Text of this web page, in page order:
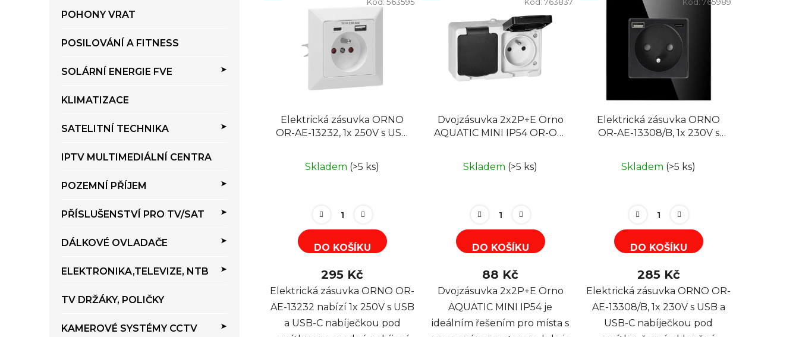
POHONY VRAT
POSILOVÁNÍ A FITNESS
SOLÁRNÍ ENERGIE FVE
KLIMATIZACE
SATELITNÍ TECHNIKA
IPTV MULTIMEDIÁLNÍ CENTRA
POZEMNÍ PŘÍJEM
PŘÍSLUŠENSTVÍ PRO TV/SAT
DÁLKOVÉ OVLADAČE
ELEKTRONIKA,TELEVIZE, NTB
TV DRŽÁKY, POLIČKY
KAMEROVÉ SYSTÉMY CCTV
n
ý
Elektrická zásuvka ORNO
OR-AE-13232, 1x 250V s USB
Skladem (>5 ks)
DO KOŠÍKU
295 Kč
Elektrická zásuvka ORNO OR-
AE-13232 nabízí 1x 250V s USB
a USB-C nabíječkou pod
Dvojzásuvka 2x2P+E Orno
AQUATIC MINI IP54 OR-OE-
Skladem (>5 ks)
DO KOŠÍKU
88 Kč
Dvojzásuvka 2x2P+E Orno
AQUATIC MINI IP54 je
ideálním řešením pro místa s
Elektrická zásuvka ORNO
OR-AE-13308/B, 1x 230V s
Skladem (>5 ks)
DO KOŠÍKU
285 Kč
Elektrická zásuvka ORNO OR-
AE-13308/B, 1x 230V s USB a
USB-C nabíječkou pod